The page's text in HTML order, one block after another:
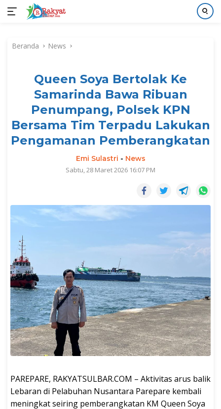
kontenBeranda News
Queen Soya Bertolak Ke
Samarinda Bawa Ribuan
Penumpang, Polsek KPN
Bersama Tim Terpadu Lakukan
Pengamanan Pemberangkatan
Emi Sulastri - News
Sabtu, 28 Maret 2026 16:07 PM
PAREPARE, RAKYATSULBAR.COM – Aktivitas arus balik
Lebaran di Pelabuhan Nusantara Parepare kembali
meningkat seiring pemberangkatan KM Queen Soya